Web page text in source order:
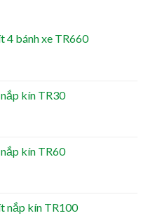
4 bánh xe TR660
kín TR30
kín TR60
nắp kín TR100